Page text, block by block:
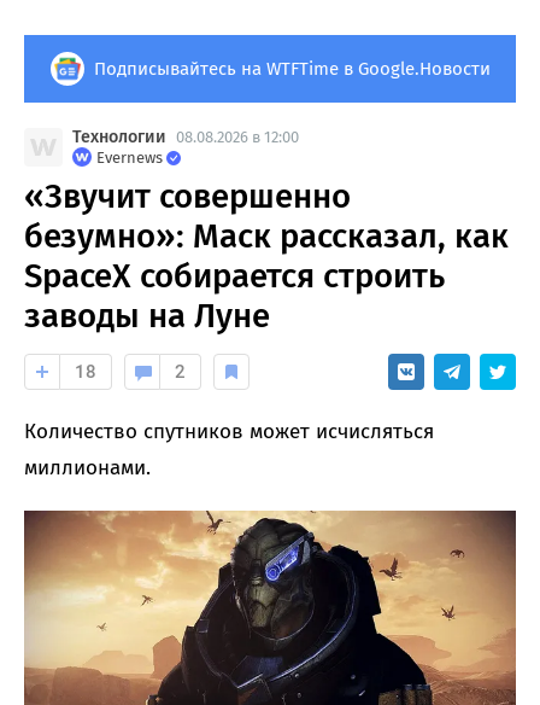
Подписывайтесь на WTFTime в Google.Новости
Технологии 08.08.2026 в 12:00
Evernews
«Звучит совершенно
безумно»: Маск рассказал, как
SpaceX собирается строить
заводы на Луне
18 2
Количество спутников может исчисляться
миллионами.